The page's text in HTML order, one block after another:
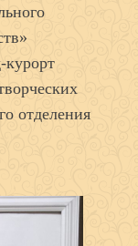
курорт
отделения